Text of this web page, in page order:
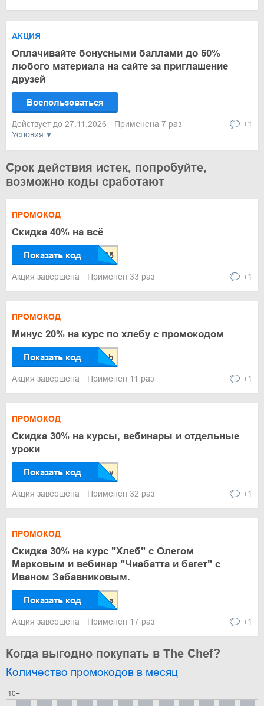
Условия
АКЦИЯ
Оплачивайте бонусными баллами до 50%
любого материала на сайте за приглашение
друзей
Воспользоваться
Действует до 27.11.2026 Применена 7 раз +1
Срок действия истек, попробуйте,
возможно коды сработают
ПРОМОКОД
Скидка 40% на всё
Показать код
Акция завершена Применен 33 раз +1
ПРОМОКОД
Минус 20% на курс по хлебу с промокодом
Показать код
Акция завершена Применен 11 раз +1
ПРОМОКОД
Скидка 30% на курсы, вебинары и отдельные
уроки
Показать код
Акция завершена Применен 32 раз +1
ПРОМОКОД
Скидка 30% на курс "Хлеб" с Олегом
Марковым и вебинар "Чиабатта и багет" с
Иваном Забавниковым.
Показать код
Акция завершена Применен 17 раз +1
Когда выгодно покупать в The Chef?
Количество промокодов в месяц
10+